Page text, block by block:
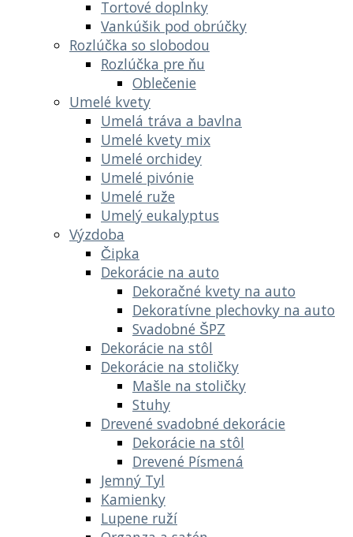
Tortové doplnky
Vankúšik pod obrúčky
Rozlúčka so slobodou
Rozlúčka pre ňu
Oblečenie
Umelé kvety
Umelá tráva a bavlna
Umelé kvety mix
Umelé orchidey
Umelé pivónie
Umelé ruže
Umelý eukalyptus
Výzdoba
Čipka
Dekorácie na auto
Dekoračné kvety na auto
Dekoratívne plechovky na auto
Svadobné ŠPZ
Dekorácie na stôl
Dekorácie na stoličky
Mašle na stoličky
Stuhy
Drevené svadobné dekorácie
Dekorácie na stôl
Drevené Písmená
Jemný Tyl
Kamienky
Lupene ruží